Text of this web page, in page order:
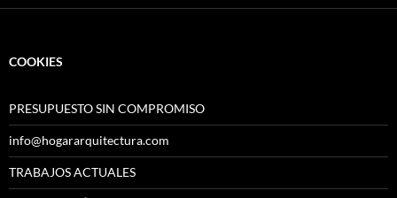
COOKIES
PRESUPUESTO SIN COMPROMISO
info@hogararquitectura.com
TRABAJOS ACTUALES